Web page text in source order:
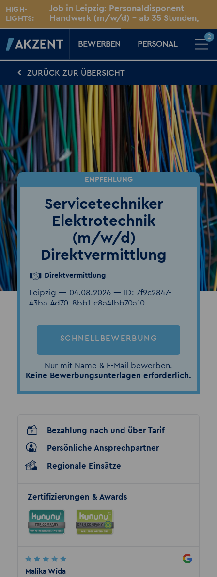
HIGH-
LIGHTS:
Job in Leipzig: Personaldisponent
Handwerk (m/w/d) – ab 35 Stunden,
unbefristetLeipzig
Für Kandidaten
Karriere-Kompass
News, Tipps & Tricks rund um deinen Traumjob
Für Unternehmen
Kompass für Personaler
News rund um den Arbeitsplatz
Über AKZENT
Für Sie vor Ort
AKZENT-Shop
Für unsere größten Fans
Merkzettel 2
BEWERBEN PERSONAL
2
ZURÜCK ZUR ÜBERSICHT
Servicetechniker
Elektrotechnik
(m/w/d)
Direktvermittlung
Direktvermittlung
Leipzig — 04.08.2026 — ID: 7f9c2847-
43ba-4d70-8bb1-c8a4fbb70a10
SCHNELLBEWERBUNG
Nur mit Name & E-Mail bewerben.
Keine Bewerbungsunterlagen erforderlich.
Bezahlung nach und über Tarif
Persönliche Ansprechpartner
Regionale Einsätze
Zertifizierungen & Awards
Malika Wida